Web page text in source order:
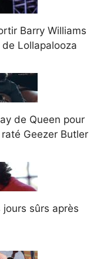
Barry Williams
Lollapalooza
de Queen pour
Geezer Butler
sûrs après